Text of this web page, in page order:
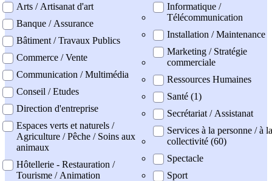
Arts / Artisanat d'art
Banque / Assurance
Bâtiment / Travaux Publics
Commerce / Vente
Communication / Multimédia
Conseil / Etudes
Direction d'entreprise
Espaces verts et naturels /
Agriculture / Pêche / Soins aux
animaux
Hôtellerie - Restauration /
Tourisme / Animation
Informatique /
Télécommunication
Installation / Maintenance
Marketing / Stratégie
commerciale
Ressources Humaines
Santé (1)
Secrétariat / Assistanat
Services à la personne / à la
collectivité (60)
Spectacle
Sport